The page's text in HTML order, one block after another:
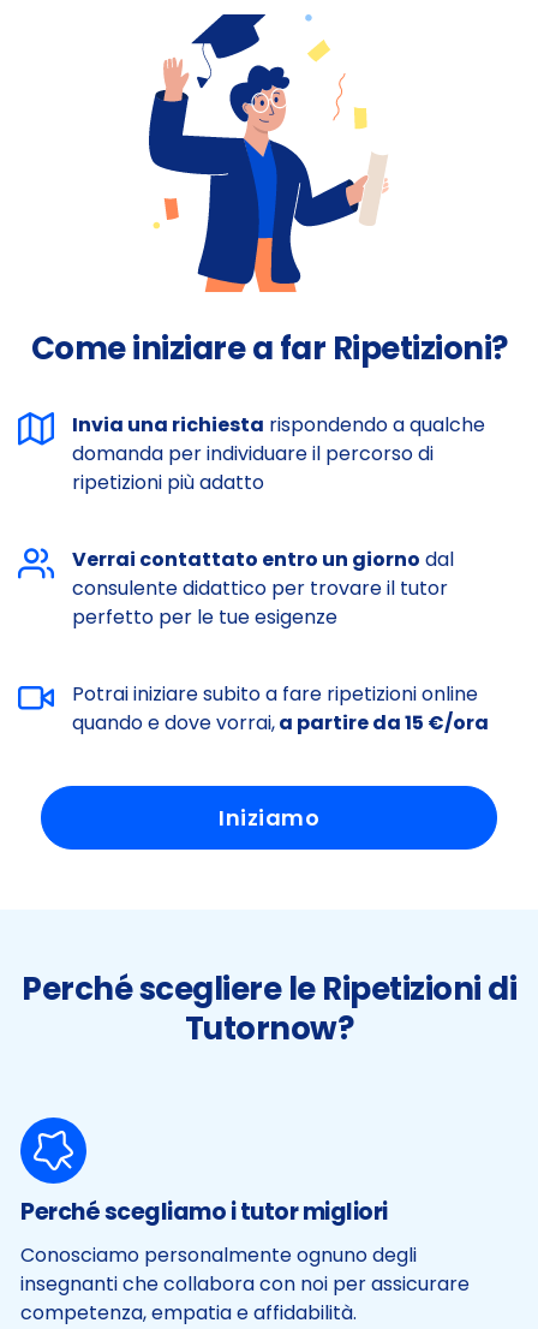
Come iniziare a far Ripetizioni?
Invia una richiesta rispondendo a qualche
domanda per individuare il percorso di
ripetizioni più adatto
Verrai contattato entro un giorno dal
consulente didattico per trovare il tutor
perfetto per le tue esigenze
Potrai iniziare subito a fare ripetizioni online
quando e dove vorrai,a partire da 15 €/ora
Iniziamo
Perché scegliere le Ripetizioni di
Tutornow?
Perché scegliamo i tutor migliori
Conosciamo personalmente ognuno degli
insegnanti che collabora con noi per assicurare
competenza, empatia e affidabilità.